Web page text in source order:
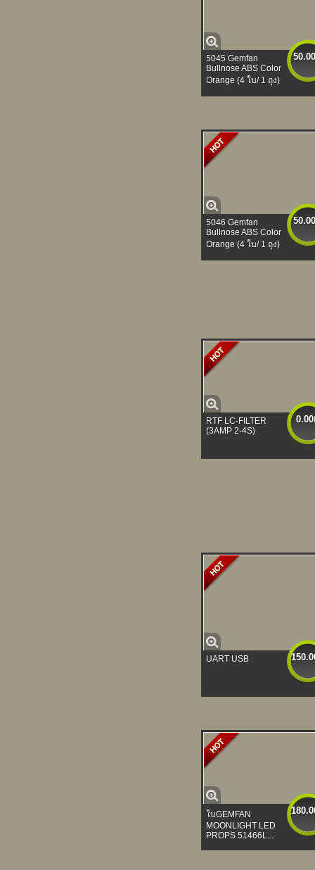
5045 Gemfan
Bullnose ABS Color
Orange (4 ใบ/ 1 ถุง)
5046 Gemfan
Bullnose ABS Color
Orange (4 ใบ/ 1 ถุง)
RTF LC-FILTER
(3AMP 2-4S)
UART USB
ใบGEMFAN
MOONLIGHT LED
PROPS 51466L...